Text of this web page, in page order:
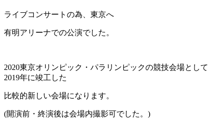
ライブコンサートの為、東京へ
有明アリーナでの公演でした。
2020東京オリンピック・パラリンピックの競技会場として
2019年に竣工した
比較的新しい会場になります。
(開演前・終演後は会場内撮影可でした。)